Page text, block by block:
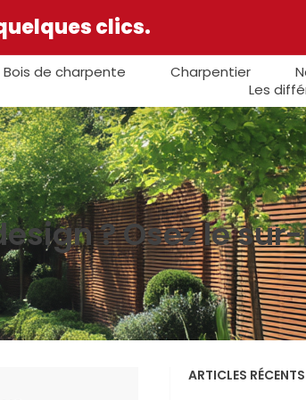
clics.
Bois de charpente Charpentier
Les
? Osez le
ARTICLES RÉCENTS